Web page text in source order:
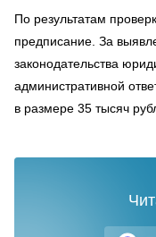
По результатам
предписание. За
законодательства
административной
в размере 35 тысяч